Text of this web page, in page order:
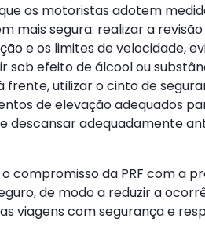
os motoristas adotem
mais segura: realizar a
e os limites de velocidade,
sob efeito de álcool ou
frente, utilizar o cinto de
de elevação adequados
descansar adequadamente
compromisso da PRF com a
de modo a reduzir a
viagens com segurança e